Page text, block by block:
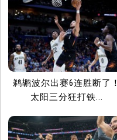
鹈鹕波尔出赛6连胜断了！
太阳三分狂打铁...